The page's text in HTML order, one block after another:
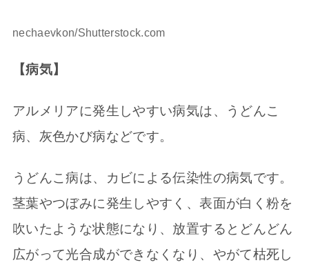
nechaevkon/Shutterstock.com
【病気】
アルメリアに発生しやすい病気は、うどんこ
病、灰色かび病などです。
うどんこ病は、カビによる伝染性の病気です。
茎葉やつぼみに発生しやすく、表面が白く粉を
吹いたような状態になり、放置するとどんどん
広がって光合成ができなくなり、やがて枯死し